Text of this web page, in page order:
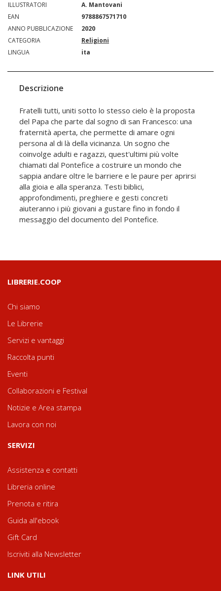
ILLUSTRATORI
A. Mantovani
EAN
9788867571710
ANNO PUBBLICAZIONE
2020
CATEGORIA
Religioni
LINGUA
ita
Descrizione
Fratelli tutti, uniti sotto lo stesso cielo è la proposta
del Papa che parte dal sogno di san Francesco: una
fraternità aperta, che permette di amare ogni
persona al di là della vicinanza. Un sogno che
coinvolge adulti e ragazzi, quest'ultimi più volte
chiamati dal Pontefice a costruire un mondo che
sappia andare oltre le barriere e le paure per aprirsi
alla gioia e alla speranza. Testi biblici,
approfondimenti, preghiere e gesti concreti
aiuteranno i più giovani a gustare fino in fondo il
messaggio del documento del Pontefice.
LIBRERIE.COOP
Chi siamo
Le Librerie
Servizi e vantaggi
Raccolta punti
Eventi
Collaborazioni e Festival
Notizie e Area stampa
Lavora con noi
SERVIZI
Assistenza e contatti
Libreria online
Prenota e ritira
Guida all'ebook
Gift Card
Iscriviti alla Newsletter
LINK UTILI